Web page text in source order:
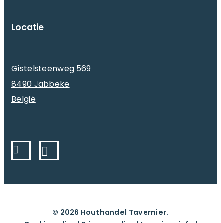
Locatie
Gistelsteenweg 569
8490 Jabbeke
België
© 2026 Houthandel Tavernier.